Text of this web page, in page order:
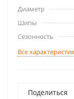
Диаметр
Шипы
Сезонность
Все
Поделиться